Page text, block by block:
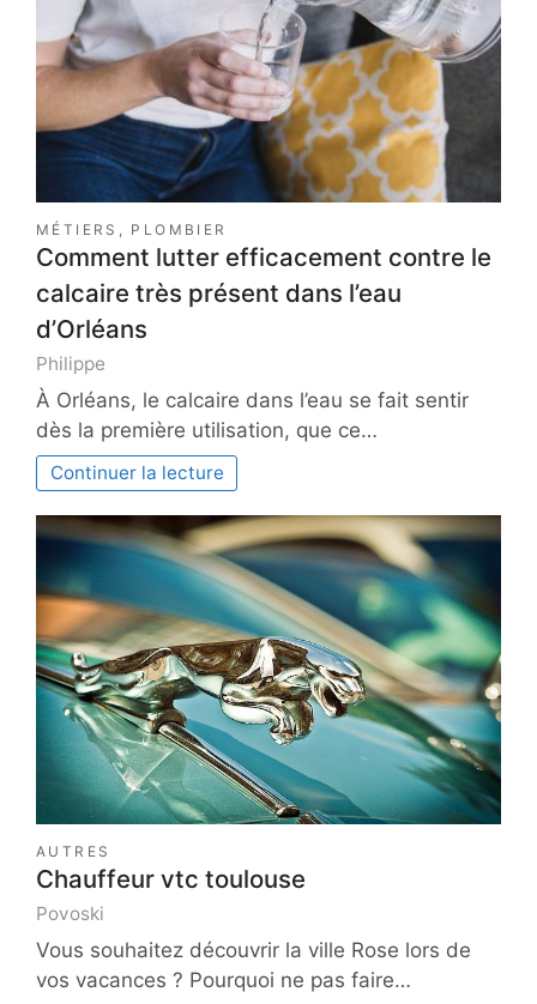
MÉTIERS PLOMBIER
Comment lutter efficacement contre le
calcaire très présent dans l’eau
d’Orléans
Philippe
À Orléans, le calcaire dans l’eau se fait sentir
dès la première utilisation, que ce…
Continuer la lecture
AUTRES
Chauffeur vtc toulouse
Povoski
Vous souhaitez découvrir la ville Rose lors de
vos vacances ? Pourquoi ne pas faire…